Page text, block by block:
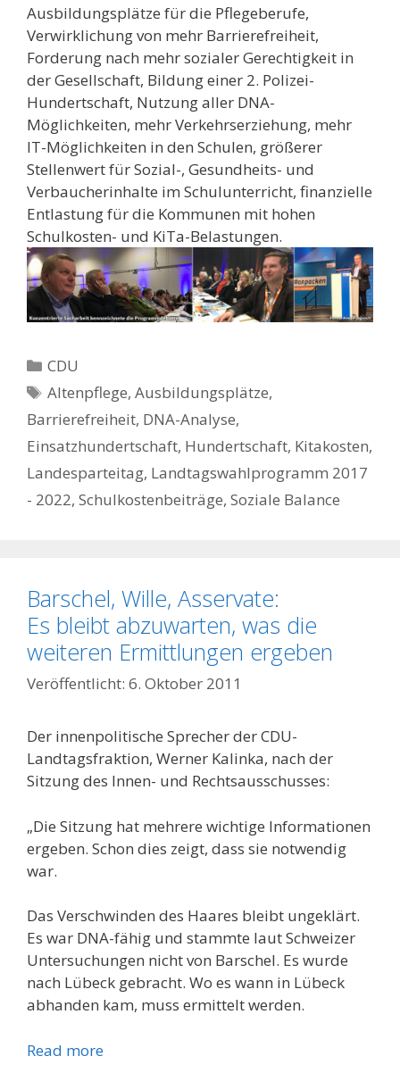
Ausbildungsplätze für die Pflegeberufe,
Verwirklichung von mehr Barrierefreiheit,
Forderung nach mehr sozialer Gerechtigkeit in
der Gesellschaft, Bildung einer 2. Polizei-
Hundertschaft, Nutzung aller DNA-
Möglichkeiten, mehr Verkehrserziehung, mehr
IT-Möglichkeiten in den Schulen, größerer
Stellenwert für Sozial-, Gesundheits- und
Verbaucherinhalte im Schulunterricht, finanzielle
Entlastung für die Kommunen mit hohen
Schulkosten- und KiTa-Belastungen.
Kategorien
CDU
Schlagwörter
Altenpflege,Ausbildungsplätze,
Barrierefreiheit, DNA-Analyse,
Einsatzhundertschaft, Hundertschaft, Kitakosten,
Landesparteitag, Landtagswahlprogramm 2017
- 2022, Schulkostenbeiträge, Soziale Balance
Barschel, Wille, Asservate:
Es bleibt abzuwarten, was die
weiteren Ermittlungen ergeben
6. Oktober 2011
Der innenpolitische Sprecher der CDU-
Landtagsfraktion, Werner Kalinka, nach der
Sitzung des Innen- und Rechtsausschusses:
„Die Sitzung hat mehrere wichtige Informationen
ergeben. Schon dies zeigt, dass sie notwendig
war.
Das Verschwinden des Haares bleibt ungeklärt.
Es war DNA-fähig und stammte laut Schweizer
Untersuchungen nicht von Barschel. Es wurde
nach Lübeck gebracht. Wo es wann in Lübeck
abhanden kam, muss ermittelt werden.
Read more